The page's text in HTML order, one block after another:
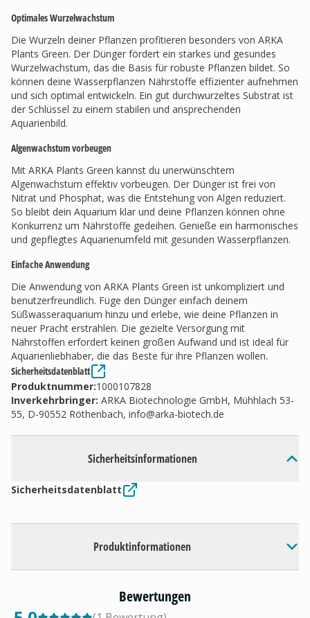
Optimales Wurzelwachstum
Die Wurzeln deiner Pflanzen profitieren besonders von ARKA
Plants Green. Der Dünger fördert ein starkes und gesundes
Wurzelwachstum, das die Basis für robuste Pflanzen bildet. So
können deine Wasserpflanzen Nährstoffe effizienter aufnehmen
und sich optimal entwickeln. Ein gut durchwurzeltes Substrat ist
der Schlüssel zu einem stabilen und ansprechenden
Aquarienbild.
Algenwachstum vorbeugen
Mit ARKA Plants Green kannst du unerwünschtem
Algenwachstum effektiv vorbeugen. Der Dünger ist frei von
Nitrat und Phosphat, was die Entstehung von Algen reduziert.
So bleibt dein Aquarium klar und deine Pflanzen können ohne
Konkurrenz um Nährstoffe gedeihen. Genieße ein harmonisches
und gepflegtes Aquarienumfeld mit gesunden Wasserpflanzen.
Einfache Anwendung
Die Anwendung von ARKA Plants Green ist unkompliziert und
benutzerfreundlich. Füge den Dünger einfach deinem
Süßwasseraquarium hinzu und erlebe, wie deine Pflanzen in
neuer Pracht erstrahlen. Die gezielte Versorgung mit
Nährstoffen erfordert keinen großen Aufwand und ist ideal für
Aquarienliebhaber, die das Beste für ihre Pflanzen wollen.
Sicherheitsdatenblatt
Produktnummer:1000107828
Inverkehrbringer: ARKA Biotechnologie GmbH, Mühhlach 53-
55, D-90552 Röthenbach, info@arka-biotech.de
Sicherheitsinformationen
Sicherheitsdatenblatt
Produktinformationen
Bewertungen